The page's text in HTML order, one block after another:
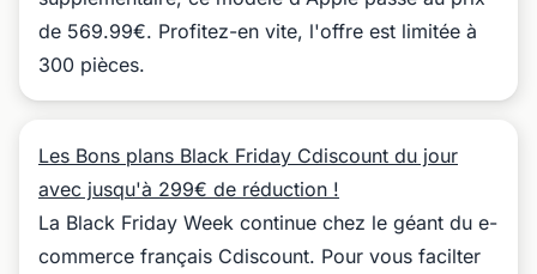
de 569.99€. Profitez-en vite, l'offre est limitée à
300 pièces.
Les Bons plans Black Friday Cdiscount du jour
avec jusqu'à 299€ de réduction !
La Black Friday Week continue chez le géant du e-
commerce français Cdiscount. Pour vous facilter